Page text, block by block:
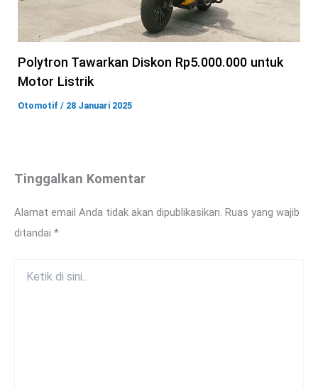
Polytron Tawarkan Diskon Rp5.000.000 untuk
Motor Listrik
Otomotif / 28 Januari 2025
Tinggalkan Komentar
Alamat email Anda tidak akan dipublikasikan. Ruas yang wajib
ditandai *